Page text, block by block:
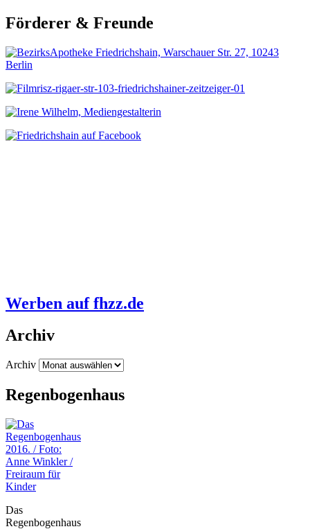
Förderer & Freunde
Werben auf fhzz.de
Archiv
Archiv
Regenbogenhaus
Freiraum für
Kinder
Das
Regenbogenhaus